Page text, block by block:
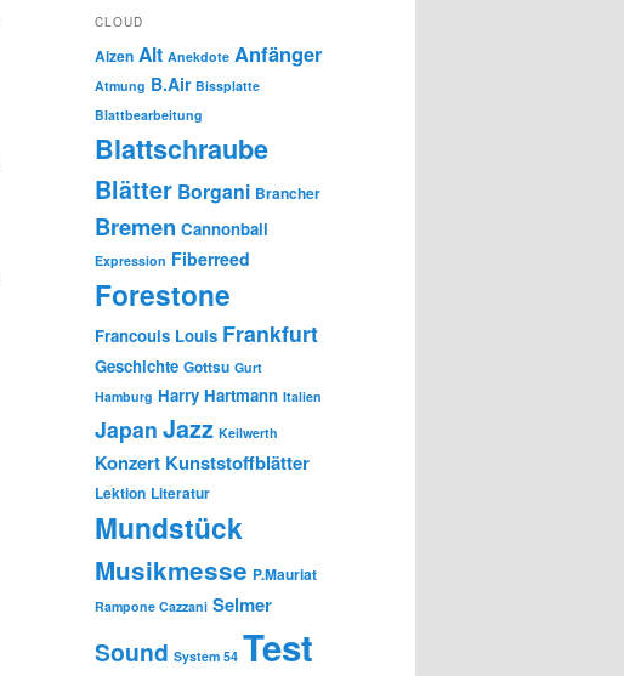
CLOUD
Aizen Alt Anekdote Anfänger
Atmung B.Air Bissplatte
Blattbearbeitung
Blattschraube
Blätter Borgani Brancher
Bremen Cannonball
Expression Fiberreed
Forestone
Francouis Louis Frankfurt
Geschichte Gottsu Gurt
Hamburg Harry Hartmann Italien
Japan Jazz Keilwerth
Konzert Kunststoffblätter
Lektion Literatur
Mundstück
Musikmesse P.Mauriat
Rampone Cazzani Selmer
Sound System 54 Test